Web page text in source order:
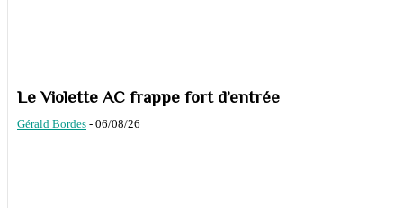
Le Violette AC frappe fort d’entrée
Gérald Bordes - 06/08/26